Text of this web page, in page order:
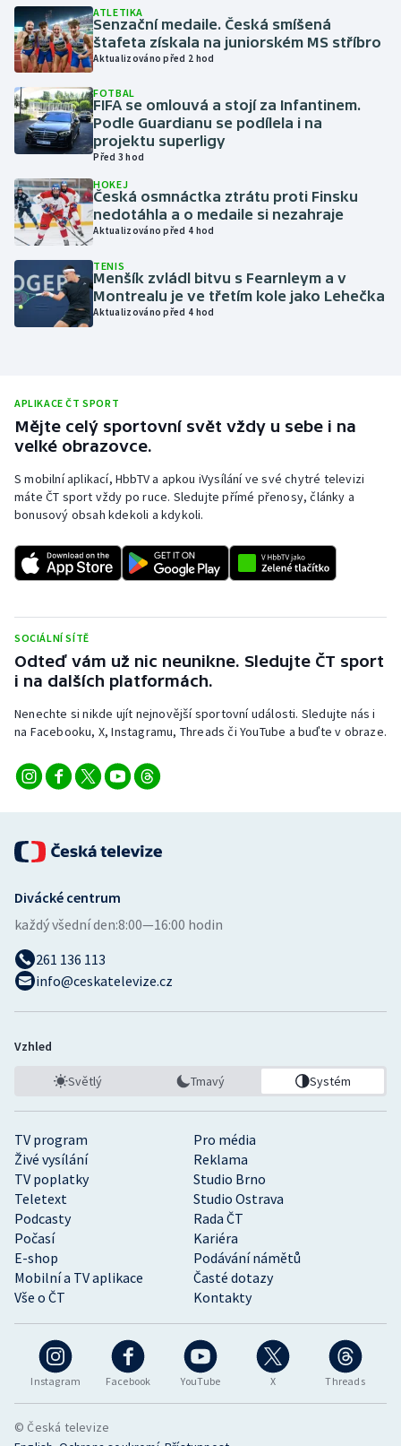
Judo
Krasobruslení
Lezení
Lyže a snowboard
Moderní pětiboj
Motorsport
Olympijské hry
Parasport
Plážový volejbal
Ragby
Rychlobruslení
Rychlostní kanoistika
Short track
Sportovní střelba
Stolní tenis
Veslování
Vodní slalom
ATLETIKA
Senzační medaile. Česká smíšená
štafeta získala na juniorském MS stříbro
Aktualizováno před 2 hod
FOTBAL
FIFA se omlouvá a stojí za Infantinem.
Podle Guardianu se podílela i na
projektu superligy
Před 3 hod
HOKEJ
Česká osmnáctka ztrátu proti Finsku
nedotáhla a o medaile si nezahraje
Aktualizováno před 4 hod
TENIS
Menšík zvládl bitvu s Fearnleym a v
Montrealu je ve třetím kole jako Lehečka
Aktualizováno před 4 hod
APLIKACE ČT SPORT
Mějte celý sportovní svět vždy u sebe i na
velké obrazovce.
S mobilní aplikací, HbbTV a apkou iVysílání ve své chytré televizi
máte ČT sport vždy po ruce. Sledujte přímé přenosy, články a
bonusový obsah kdekoli a kdykoli.
SOCIÁLNÍ SÍTĚ
Odteď vám už nic neunikne. Sledujte ČT sport
i na dalších platformách.
Nenechte si nikde ujít nejnovější sportovní události. Sledujte nás i
na Facebooku, X, Instagramu, Threads či YouTube a buďte v obraze.
Instagram Facebook YouTube X Threads
TV program
Pro média
Živé vysílání
Reklama
TV poplatky
Studio Brno
Teletext
Studio Ostrava
Podcasty
Rada ČT
Počasí
Kariéra
E-shop
Podávání námětů
Mobilní a TV aplikace
Časté dotazy
Vše o ČT
Kontakty
Divácké centrum
každý všední den:8:00—16:00 hodin
261 136 113
info@ceskatelevize.cz
Vzhled
Světlý Tmavý Systém
© Česká televize